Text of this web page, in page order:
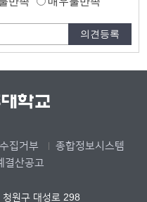
집거부
종합정보시스템
결산공고
원구 대성로 298